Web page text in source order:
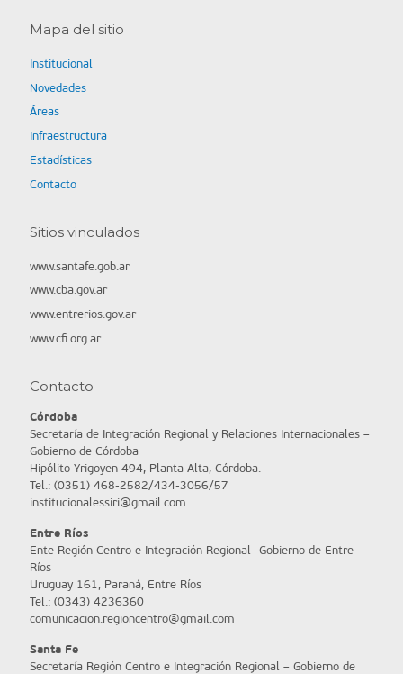
Mapa del sitio
Institucional
Novedades
Áreas
Infraestructura
Estadísticas
Contacto
Sitios vinculados
www.santafe.gob.ar
www.cba.gov.ar
www.entrerios.gov.ar
www.cfi.org.ar
Contacto
Córdoba
Secretaría de Integración Regional y Relaciones Internacionales –
Gobierno de Córdoba
Hipólito Yrigoyen 494, Planta Alta, Córdoba.
Tel.: (0351) 468-2582/434-3056/57
institucionalessiri@gmail.com
Entre Ríos
Ente Región Centro e Integración Regional- Gobierno de Entre
Ríos
Uruguay 161, Paraná, Entre Ríos
Tel.: (0343) 4236360
comunicacion.regioncentro@gmail.com
Santa Fe
Secretaría Región Centro e Integración Regional – Gobierno de